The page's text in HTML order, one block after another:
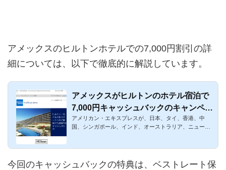
アメックスのヒルトンホテルでの7,000円割引の詳
細については、以下で徹底的に解説しています。
アメックスがヒルトンのホテル宿泊で
7,000円キャッシュバックのキャンペー
ン！
アメリカン・エキスプレスが、日本、タイ、香港、中
国、シンガポール、インド、オーストラリア、ニュージ
今回のキャッシュバックの特典は、ベストレート保